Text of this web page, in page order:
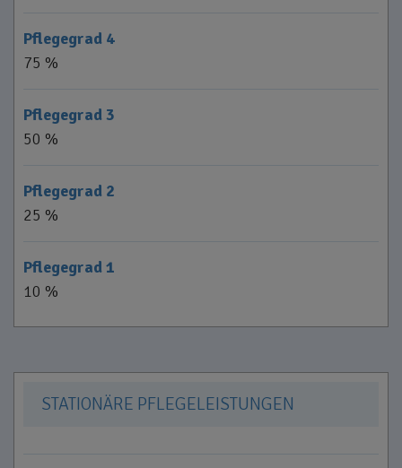
Pflegegrad 4
75 %
Pflegegrad 3
50 %
Pflegegrad 2
25 %
Pflegegrad 1
10 %
STATIONÄRE PFLEGELEISTUNGEN